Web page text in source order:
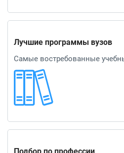
Лучшие программы вузов
Самые востребованные